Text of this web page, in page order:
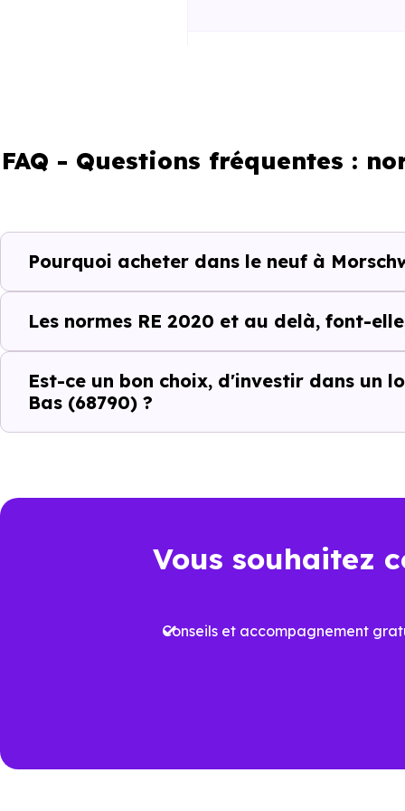
Un projet
Acheter un bien immobilier
comprendre les quartiers, les
pas, et les différences entre
conception.
investissement.
Un choix
logement neuf conforme à la
Cela permet non seulement
FAQ - Questions fréquentes :
Pourquoi acheter dans le neuf à
Les normes RE 2020 et au delà, font-
Est-ce un bon choix, d'investir dans un
Bas (68790) ?
Vous souhaitez
Conseils et accompagnement